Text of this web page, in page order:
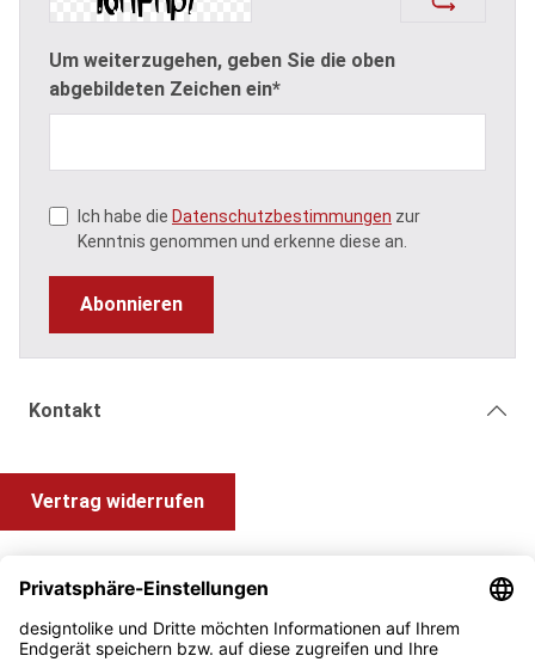
Um weiterzugehen, geben Sie die oben
abgebildeten Zeichen ein*
Ich habe die Datenschutzbestimmungen zur
Kenntnis genommen und erkenne diese an.
Abonnieren
Kontakt
Vertrag widerrufen
Information und Impressum